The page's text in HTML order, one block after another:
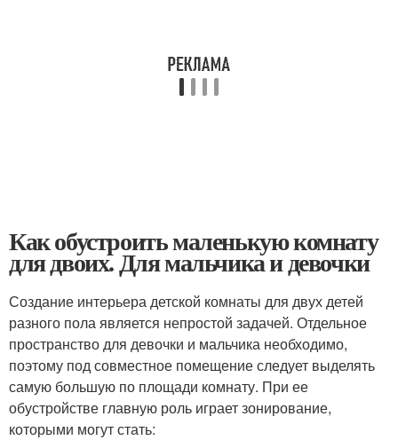
Как обустроить маленькую комнату
для двоих. Для мальчика и девочки
Создание интерьера детской комнаты для двух детей
разного пола является непростой задачей. Отдельное
пространство для девочки и мальчика необходимо,
поэтому под совместное помещение следует выделять
самую большую по площади комнату. При ее
обустройстве главную роль играет зонирование,
которыми могут стать: